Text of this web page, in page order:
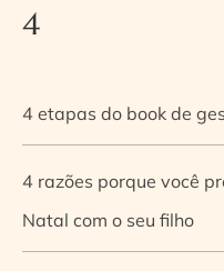
4
4 etapas do book de
4 razões porque você
Natal com o seu filho